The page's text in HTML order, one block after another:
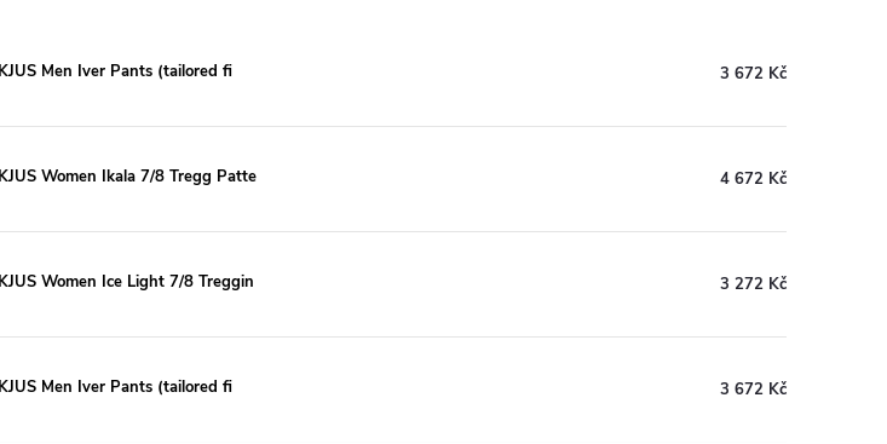
Men Iver Pants (tailored fi 3 672 Kč
Women Ikala 7/8 Tregg Patte 4 672 Kč
Women Ice Light 7/8 Treggin 3 272 Kč
Men Iver Pants (tailored fi 3 672 Kč